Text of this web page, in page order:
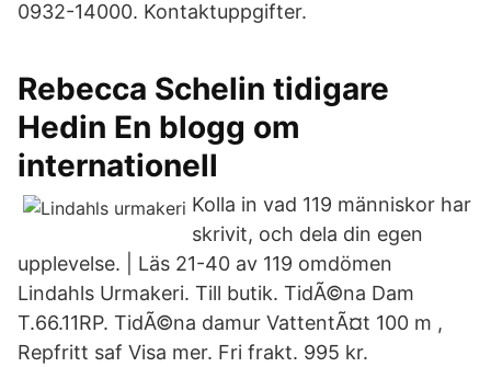
0932-14000. Kontaktuppgifter.
Rebecca Schelin tidigare
Hedin En blogg om
internationell
Kolla in vad 119 människor har
skrivit, och dela din egen
upplevelse. | Läs 21-40 av 119 omdömen
Lindahls Urmakeri. Till butik. TidÃ©na Dam
T.66.11RP. TidÃ©na damur VattentÃ¤t 100 m ,
Repfritt saf Visa mer. Fri frakt. 995 kr.